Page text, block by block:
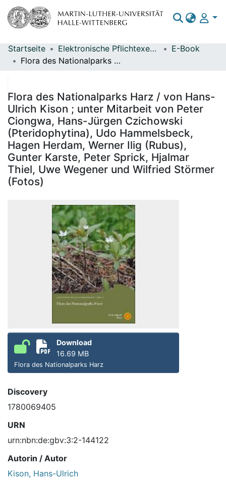
Bereiche & Sammlungen
Statistiken
Startseite Elektronische Pflichtexemplare
E-Book
Flora des Nationalparks Harz / von Hans-Ulrich Kison ; unter Mitarbeit von Peter Ciongwa, Hans-Jürgen Czichowski (Pteridophytina), Udo Hammelsbeck, Hagen Herdam, Werner Ilig (Rubus), Gunter Karste, Peter Sprick, Hjalmar Thiel, Uwe Wegener und Wilfried Störmer (Fotos)
Flora des Nationalparks Harz / von Hans-
Ulrich Kison ; unter Mitarbeit von Peter
Ciongwa, Hans-Jürgen Czichowski
(Pteridophytina), Udo Hammelsbeck,
Hagen Herdam, Werner Ilig (Rubus),
Gunter Karste, Peter Sprick, Hjalmar
Thiel, Uwe Wegener und Wilfried Störmer
(Fotos)
Download
16.69 MB
Flora des Nationalparks Harz
Discovery
1780069405
URN
urn:nbn:de:gbv:3:2-144122
Autorin / Autor
Kison, Hans-Ulrich